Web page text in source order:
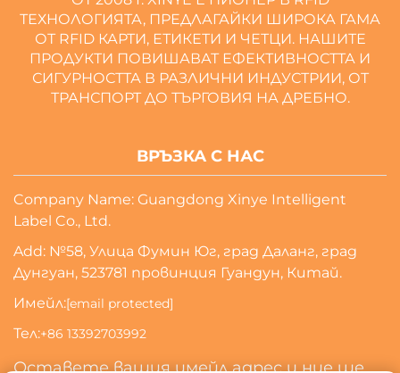
ТЕХНОЛОГИЯТА, ПРЕДЛАГАЙКИ ШИРОКА ГАМА
ОТ RFID КАРТИ, ЕТИКЕТИ И ЧЕТЦИ. НАШИТЕ
ПРОДУКТИ ПОВИШАВАТ ЕФЕКТИВНОСТТА И
СИГУРНОСТТА В РАЗЛИЧНИ ИНДУСТРИИ, ОТ
ТРАНСПОРТ ДО ТЪРГОВИЯ НА ДРЕБНО.
ВРЪЗКА С НАС
Company Name: Guangdong Xinye Intelligent
Label Co., Ltd.
Add: №58, Улица Фумин Юг, град Даланг, град
Дунгуан, 523781 провинция Гуандун, Китай.
Имейл:[email protected]
Тел:+86 13392703992
Оставете вашия имейл адрес и ние ще